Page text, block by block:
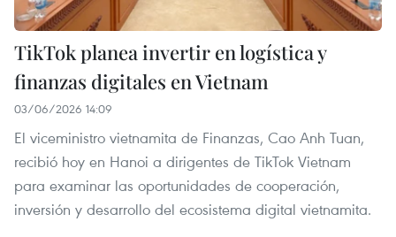
TikTok planea invertir en logística y
finanzas digitales en Vietnam
03/06/2026 14:09
El viceministro vietnamita de Finanzas, Cao Anh Tuan,
recibió hoy en Hanoi a dirigentes de TikTok Vietnam
para examinar las oportunidades de cooperación,
inversión y desarrollo del ecosistema digital vietnamita.